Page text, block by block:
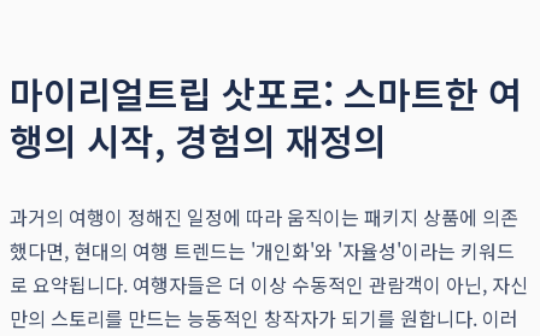
마이리얼트립 삿포로: 스마트한 여
행의 시작, 경험의 재정의
과거의 여행이 정해진 일정에 따라 움직이는 패키지 상품에 의존
했다면, 현대의 여행 트렌드는 '개인화'와 '자율성'이라는 키워드
로 요약됩니다. 여행자들은 더 이상 수동적인 관람객이 아닌, 자신
만의 스토리를 만드는 능동적인 창작자가 되기를 원합니다. 이러